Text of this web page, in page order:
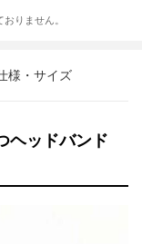
りません。
様・サイズ
ヘッドバンド